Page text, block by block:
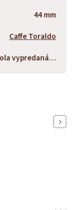
44 mm
Caffe Toraldo
vypredaná…
Next